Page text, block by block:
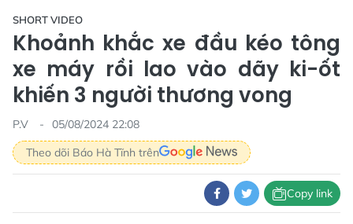
SHORT VIDEO
Khoảnh khắc xe đầu kéo tông
xe máy rồi lao vào dãy ki-ốt
khiến 3 người thương vong
P.V
05/08/2024 22:08
Theo dõi Báo Hà Tĩnh trên
Copy link